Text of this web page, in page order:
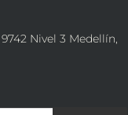
Nivel 3 Medellín,